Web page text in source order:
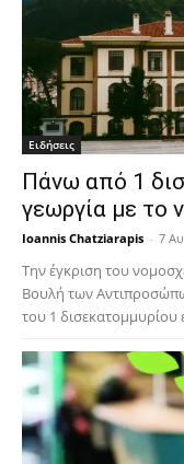
Ειδήσεις
Πάνω από 1
γεωργία με το
Ioannis Chatziarapis - 7
Την έγκριση του
Βουλή των
του 1